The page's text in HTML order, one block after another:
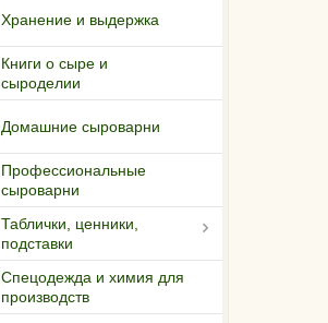
Хранение и выдержка
Книги о сыре и
сыроделии
Домашние сыроварни
Профессиональные
сыроварни
Таблички, ценники,
подставки
Спецодежда и химия для
производств